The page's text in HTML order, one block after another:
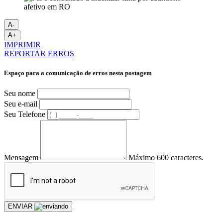
A-
A+
IMPRIMIR
REPORTAR ERROS
Espaço para a comunicação de erros nesta postagem
Seu nome
Seu e-mail
Seu Telefone
Mensagem Máximo 600 caracteres.
ENVIAR